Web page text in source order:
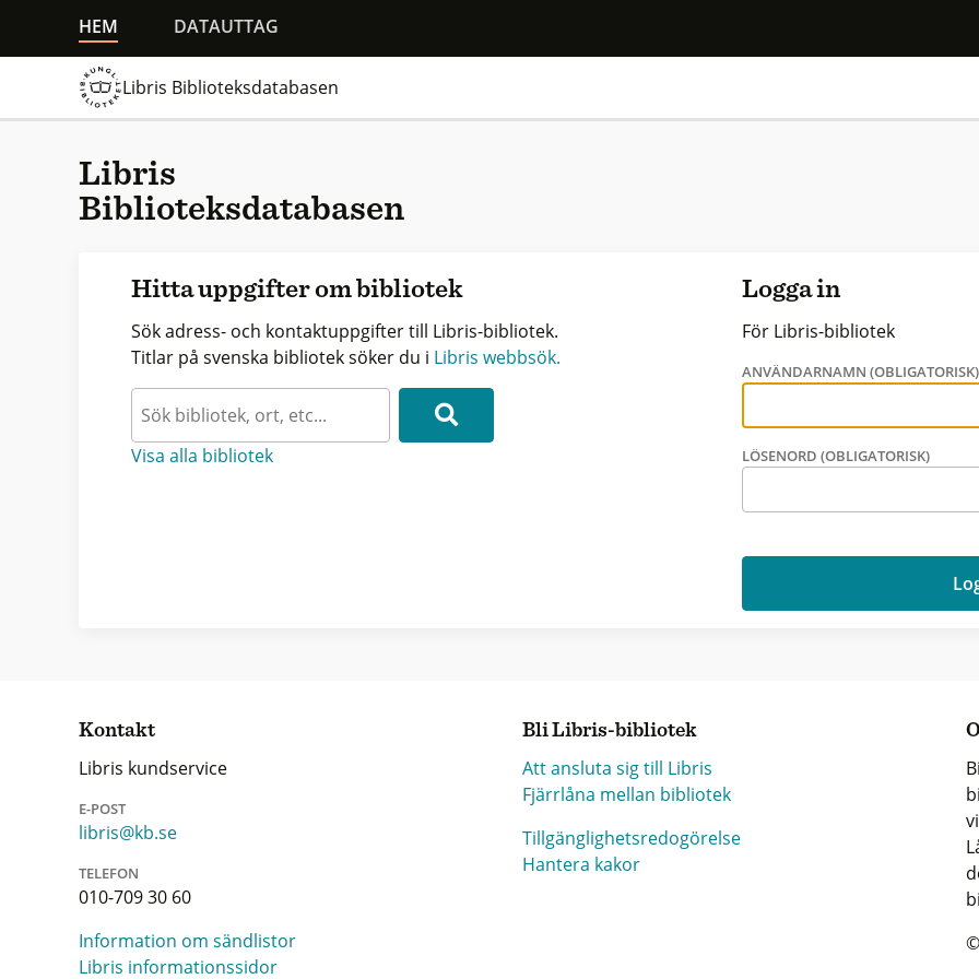
HEM DATAUTTAG
Libris Biblioteksdatabasen
Libris
Biblioteksdatabasen
Hitta uppgifter om bibliotek
Sök adress- och kontaktuppgifter till Libris-bibliotek.
Titlar på svenska bibliotek söker du i Libris webbsök.
Visa alla bibliotek
Logga in
För Libris-bibliotek
ANVÄNDARNAMN (OBLIGATORISK)
LÖSENORD (OBLIGATORISK)
Kontakt
Libris kundservice
E-POST
libris@kb.se
TELEFON
010-709 30 60
Information om sändlistor
Libris informationssidor
Bli Libris-bibliotek
Att ansluta sig till Libris
Fjärrlåna mellan bibliotek
Tillgänglighetsredogörelse
Hantera kakor